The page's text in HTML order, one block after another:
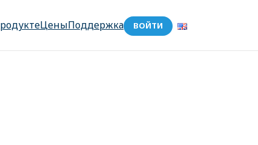
ЦеныПоддержка ВОЙТИ